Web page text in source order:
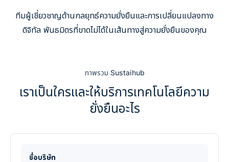
ทีมผู้เชี่ยวชาญด้านกลยุทธ์ความยั่งยืนและการเปลี่ยนแปลงทาง
ดิจิทัล พันธมิตรที่ขาดไม่ได้ในเส้นทางสู่ความยั่งยืนของคุณ
ภาพรวม Sustaihub
เราเป็นใครและให้บริการเทคโนโลยีความ
ยั่งยืนอะไร
ชื่อบริษัท